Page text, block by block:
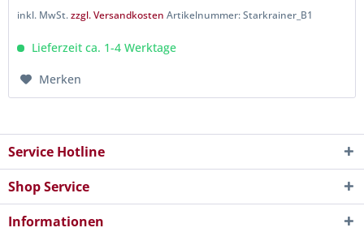
inkl. MwSt.zzgl. Versandkosten Artikelnummer: Starkrainer_B1
Lieferzeit ca. 1-4 Werktage
Merken
Service Hotline
Shop Service
Informationen